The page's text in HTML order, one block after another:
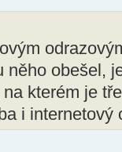
něho obešel,
kterém je
i internetový